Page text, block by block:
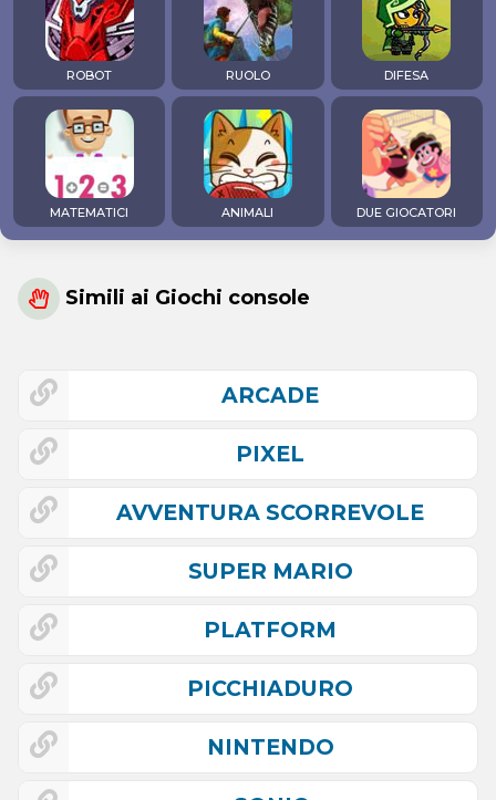
ROBOT RUOLO DIFESA
MATEMATICI ANIMALI DUE GIOCATORI
Simili ai Giochi console
ARCADE
PIXEL
AVVENTURA SCORREVOLE
SUPER MARIO
PLATFORM
PICCHIADURO
NINTENDO